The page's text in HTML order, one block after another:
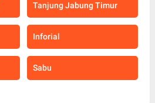
Tanjung Jabung Timur
Inforial
Sabu